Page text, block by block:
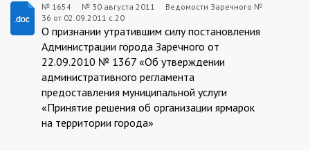
1654:2011-
№ 1654 № 30 августа 2011
Ведомости Заречного №
36 от 02.09.2011 с.20
О признании утратившим силу постановления
Администрации города Заречного от
22.09.2010 № 1367 «Об утверждении
административного регламента
предоставления муниципальной услуги
«Принятие решения об организации ярмарок
на территории города»